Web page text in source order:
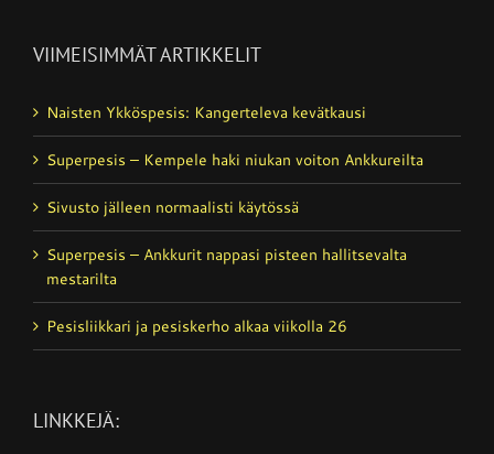
VIIMEISIMMÄT ARTIKKELIT
Naisten Ykköspesis: Kangerteleva kevätkausi
Superpesis – Kempele haki niukan voiton Ankkureilta
Sivusto jälleen normaalisti käytössä
Superpesis – Ankkurit nappasi pisteen hallitsevalta
mestarilta
Pesisliikkari ja pesiskerho alkaa viikolla 26
LINKKEJÄ: